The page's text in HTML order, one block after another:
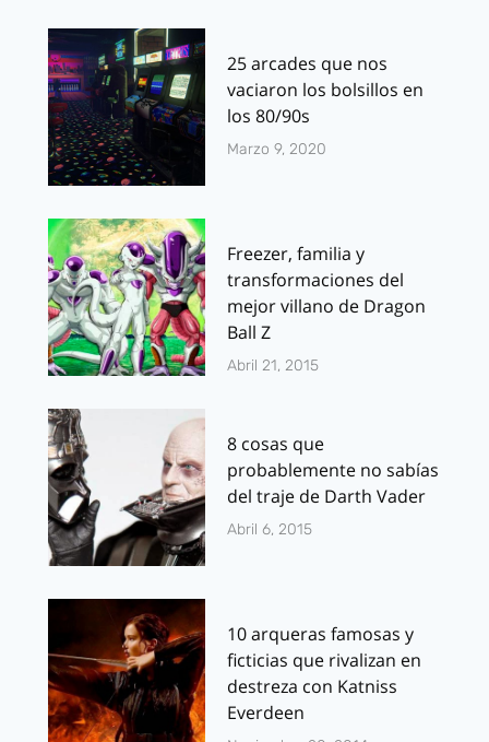
25 arcades que nos
vaciaron los bolsillos en
los 80/90s
Marzo 9, 2020
Freezer, familia y
transformaciones del
mejor villano de Dragon
Ball Z
Abril 21, 2015
8 cosas que
probablemente no sabías
del traje de Darth Vader
Abril 6, 2015
10 arqueras famosas y
ficticias que rivalizan en
destreza con Katniss
Everdeen